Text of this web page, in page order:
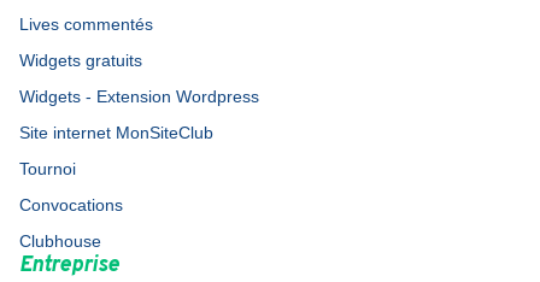
Lives commentés
Widgets gratuits
Widgets - Extension Wordpress
Site internet MonSiteClub
Tournoi
Convocations
Clubhouse
Entreprise